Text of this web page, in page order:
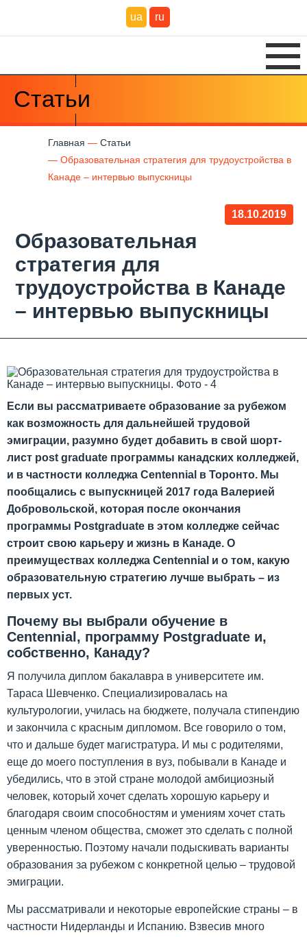
ua ru
Статьи
Главная
Статьи
Образовательная стратегия для трудоустройства в
Канаде – интервью выпускницы
Образовательная
стратегия для
трудоустройства в Канаде
– интервью выпускницы
18.10.2019
Если вы рассматриваете образование за рубежом
как возможность для дальнейшей трудовой
эмиграции, разумно будет добавить в свой шорт-
лист post graduate программы канадских колледжей,
и в частности колледжа Centennial в Торонто. Мы
пообщались с выпускницей 2017 года Валерией
Добровольской, которая после окончания
программы Postgraduate в этом колледже сейчас
строит свою карьеру и жизнь в Канаде. О
преимуществах колледжа Centennial и о том, какую
образовательную стратегию лучше выбрать – из
первых уст.
Почему вы выбрали обучение в
Centennial, программу Postgraduate и,
собственно, Канаду?
Я получила диплом бакалавра в университете им.
Тараса Шевченко. Специализировалась на
культурологии, училась на бюджете, получала стипендию
и закончила с красным дипломом. Все говорило о том,
что и дальше будет магистратура. И мы с родителями,
еще до моего поступления в вуз, побывали в Канаде и
убедились, что в этой стране молодой амбициозный
человек, который хочет сделать хорошую карьеру и
благодаря своим способностям и умениям хочет стать
ценным членом общества, сможет это сделать с полной
уверенностью. Поэтому начали подыскивать варианты
образования за рубежом с конкретной целью – трудовой
эмиграции.
Мы рассматривали и некоторые европейские страны – в
частности Нидерланды и Испанию. Взвесив много